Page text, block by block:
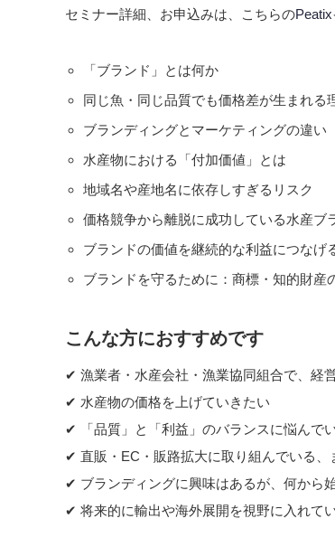
セミナー詳細、お申込みは、こちらの
「ブランド」とは何か
同じ魚・同じ品質でも価格差が生まれる
ブランディングとマーケティングの違い
水産物における「付加価値」とは
地域名や産地名に依存しすぎるリスク
価格競争から離脱に成功している水産ブ
ブランドの価値を継続的な利益につなげ
ブランドを守るために：商標・知的財産
こんな方におすすめです
✔ 漁業者・水産会社・漁業協同組合で、経
✔ 水産物の価格を上げていきたい
✔ 「品質」と「利益」のバランスに悩んで
✔ 直販・EC・販路拡大に取り組んでいる、
✔ ブランディングに興味はあるが、何から
✔ 将来的に輸出や海外展開を視野に入れて